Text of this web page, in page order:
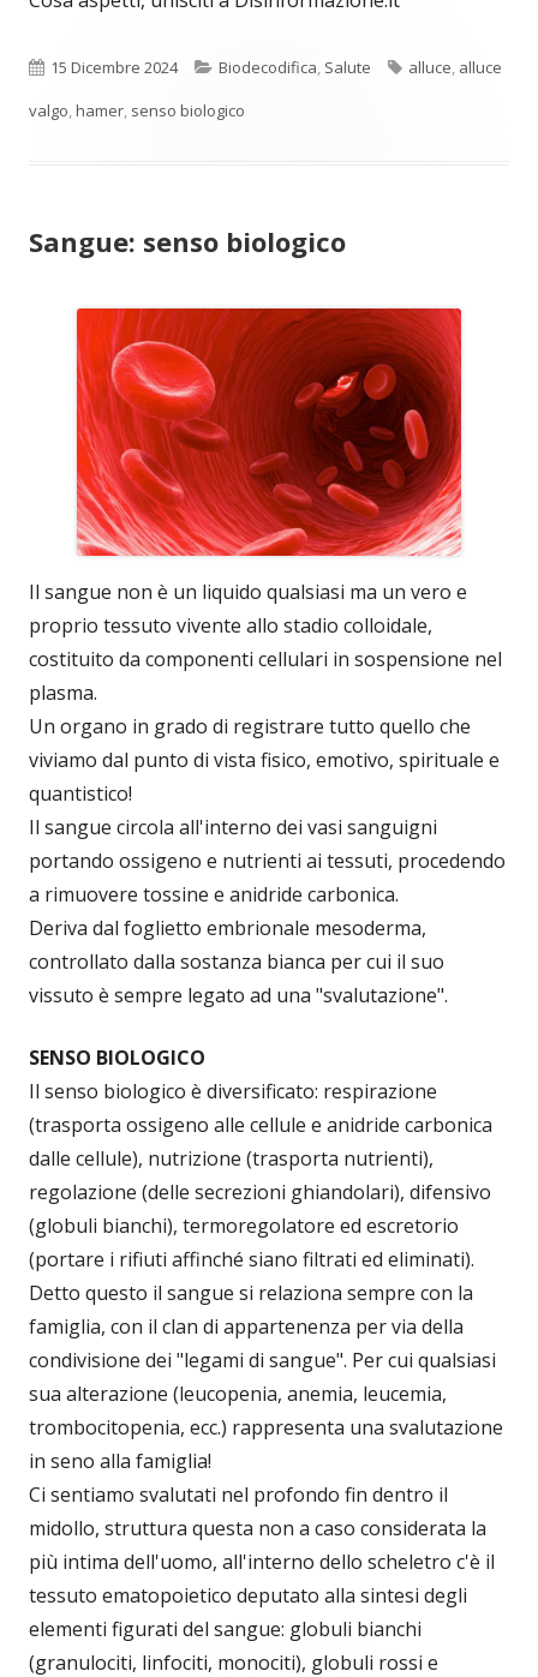
Pubblicato
15 Dicembre 2024 Categorie
Biodecodifica Salute Tag
alluce alluce
valgo hamer senso biologico
Sangue: senso biologico
Il sangue non è un liquido qualsiasi ma un vero e
proprio tessuto vivente allo stadio colloidale,
costituito da componenti cellulari in sospensione nel
plasma.
Un organo in grado di registrare tutto quello che
viviamo dal punto di vista fisico, emotivo, spirituale e
quantistico!
Il sangue circola all'interno dei vasi sanguigni
portando ossigeno e nutrienti ai tessuti, procedendo
a rimuovere tossine e anidride carbonica.
Deriva dal foglietto embrionale mesoderma,
controllato dalla sostanza bianca per cui il suo
vissuto è sempre legato ad una "svalutazione".
SENSO BIOLOGICO
Il senso biologico è diversificato: respirazione
(trasporta ossigeno alle cellule e anidride carbonica
dalle cellule), nutrizione (trasporta nutrienti),
regolazione (delle secrezioni ghiandolari), difensivo
(globuli bianchi), termoregolatore ed escretorio
(portare i rifiuti affinché siano filtrati ed eliminati).
Detto questo il sangue si relaziona sempre con la
famiglia, con il clan di appartenenza per via della
condivisione dei "legami di sangue". Per cui qualsiasi
sua alterazione (leucopenia, anemia, leucemia,
trombocitopenia, ecc.) rappresenta una svalutazione
in seno alla famiglia!
Ci sentiamo svalutati nel profondo fin dentro il
midollo, struttura questa non a caso considerata la
più intima dell'uomo, all'interno dello scheletro c'è il
tessuto ematopoietico deputato alla sintesi degli
elementi figurati del sangue: globuli bianchi
(granulociti, linfociti, monociti), globuli rossi e